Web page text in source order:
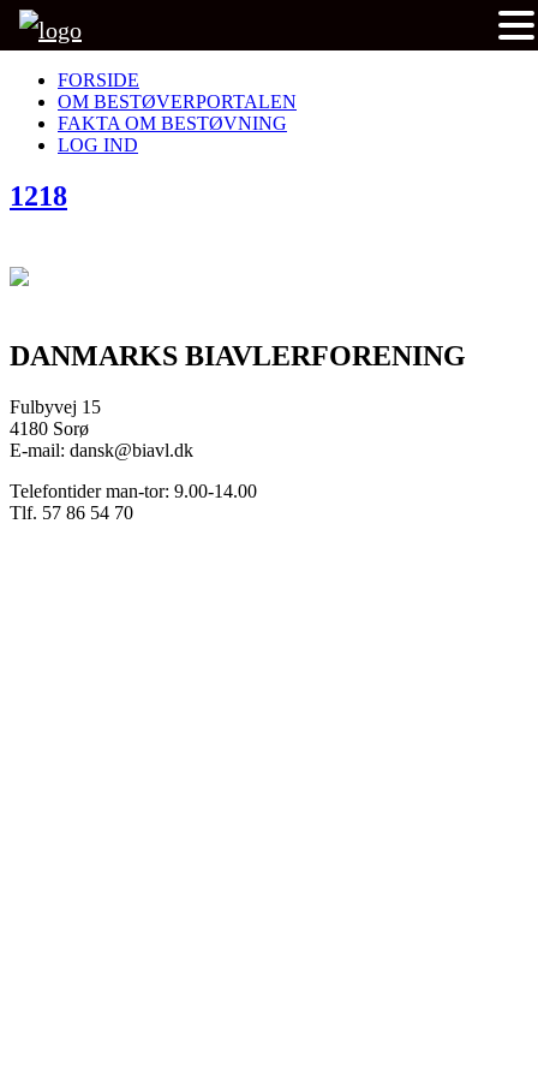
FORSIDE
OM BESTØVERPORTALEN
FAKTA OM BESTØVNING
LOG IND
1218
DANMARKS BIAVLERFORENING
Fulbyvej 15
4180 Sorø
E-mail: dansk@biavl.dk
Telefontider man-tor: 9.00-14.00
Tlf. 57 86 54 70